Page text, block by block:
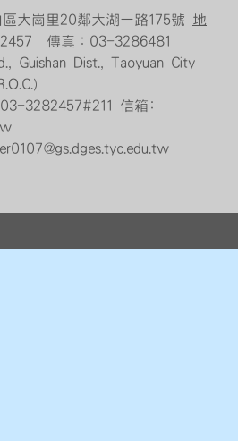
大崗里20鄰大湖一路175號 地
傳真：03-3286481
Guishan Dist., Taoyuan City
3282457#211 信箱: